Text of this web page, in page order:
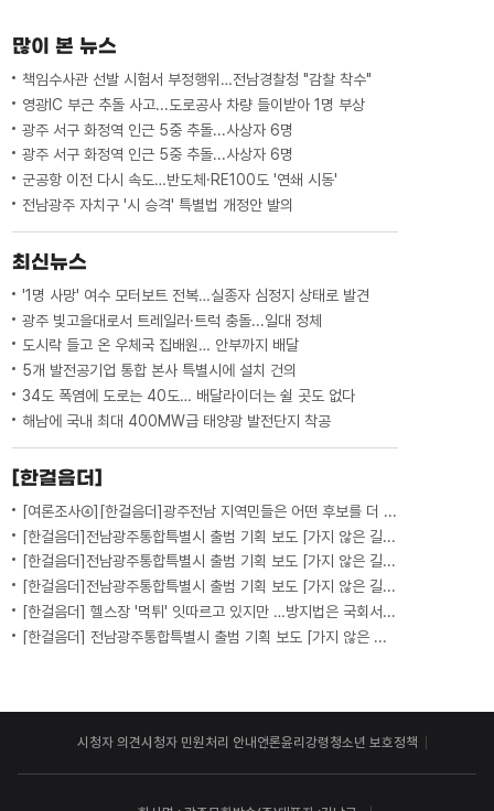
많이 본 뉴스
책임수사관 선발 시험서 부정행위…전남경찰청 "감찰 착수"
영광IC 부근 추돌 사고...도로공사 차량 들이받아 1명 부상
광주 서구 화정역 인근 5중 추돌...사상자 6명
광주 서구 화정역 인근 5중 추돌...사상자 6명
군공항 이전 다시 속도…반도체·RE100도 '연쇄 시동'
전남광주 자치구 '시 승격' 특별법 개정안 발의
최신뉴스
'1명 사망' 여수 모터보트 전복…실종자 심정지 상태로 발견
광주 빛고을대로서 트레일러·트럭 충돌...일대 정체
도시락 들고 온 우체국 집배원… 안부까지 배달
5개 발전공기업 통합 본사 특별시에 설치 건의
34도 폭염에 도로는 40도… 배달라이더는 쉴 곳도 없다
해남에 국내 최대 400MW급 태양광 발전단지 착공
[한걸음더]
[여론조사④][한걸음더]광주전남 지역민들은 어떤 후보를 더 선호할까.. 변수는?
[한걸음더]전남광주통합특별시 출범 기획 보도 [가지 않은 길] 5편 프랑스 헌법에 새긴 '지방 분권'..전남광주 통합 성공 조건은?
[한걸음더]전남광주통합특별시 출범 기획 보도 [가지 않은 길] 4편 프랑스 지역 통합 10년 성적표
[한걸음더]전남광주통합특별시 출범 기획 보도 [가지 않은 길] 3편 프랑스 통합 10년 지났지만..."우린 여전히 알자스인"
[한걸음더] 헬스장 '먹튀' 잇따르고 있지만 …방지법은 국회서 낮잠
[한걸음더] 전남광주통합특별시 출범 기획 보도 [가지 않은 길] 2편 지방이 주도한 투자..'유럽 상위 5개 지역' 도약 비결은?
시청자 의견시청자 민원처리 안내언론윤리강령 청소년 보호정책